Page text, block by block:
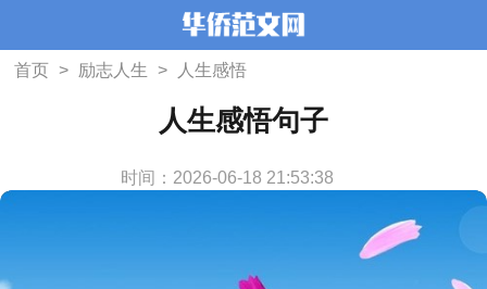
首页 > 励志人生 > 人生感悟
人生感悟句子
时间：2026-06-18 21:53:38